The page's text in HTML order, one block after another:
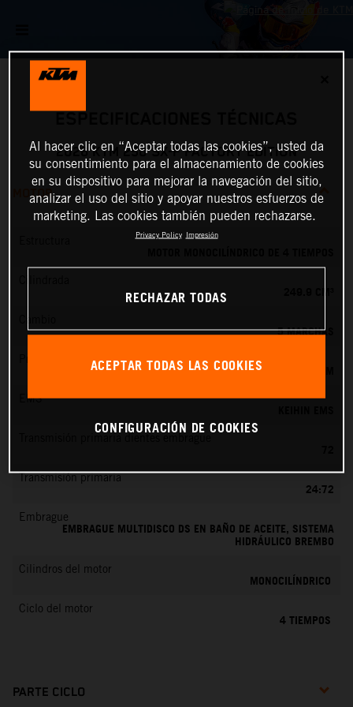
2026 KTM 250 SX-F FACTORY EDITION
MOTOR
5 MARCHAS
Preparación de la mezcla
KEIHIN EFI, TOBERA DE 44 MM
EMS
Transmisión primaria
24:72
Embrague
EMBRAGUE MULTIDISCO DS EN BAÑO DE ACEITE, SISTEMA
HIDRÁULICO BREMBO
Cilindros del motor
MONOCILÍNDRICO
Ciclo del motor
4 TIEMPOS
PARTE CICLO
Al hacer clic en “Aceptar todas las cookies”, usted da
su consentimiento para el almacenamiento de cookies
en su dispositivo para mejorar la navegación del sitio,
analizar el uso del sitio y apoyar nuestros esfuerzos de
marketing. Las cookies también pueden rechazarse.
Privacy Policy Impresión
RECHAZAR TODAS
ACEPTAR TODAS LAS COOKIES
CONFIGURACIÓN DE COOKIES